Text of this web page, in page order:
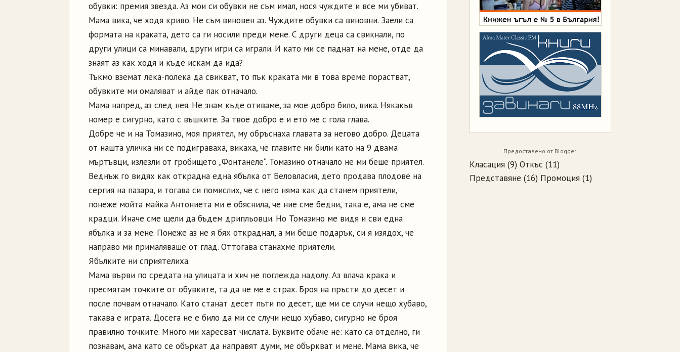
обувки: премия звезда. Аз мои си обувки не съм имал, нося чуждите и все ми убиват.
Мама вика, че ходя криво. Не съм виновен аз. Чуждите обувки са виновни. Заели са
формата на краката, дето са ги носили преди мене. С други деца са свикнали, по
други улици са минавали, други игри са играли. И като ми се паднат на мене, отде да
знаят аз как ходя и къде искам да ида?
Тъкмо вземат лека-полека да свикват, то пък краката ми в това време порастват,
обувките ми омаляват и айде пак отначало.
Мама напред, аз след нея. Не знам къде отиваме, за мое добро било, вика. Някакъв
номер е сигурно, като с въшките. За твое добро е и ето ме с гола глава.
Добре че и на Томазино, моя приятел, му обръснаха главата за негово добро. Децата
от нашта уличка ни се подиграваха, викаха, че главите ни били като на 9 двама
мъртъвци, излезли от гробището „Фонтанеле“. Томазино отначало не ми беше приятел.
Веднъж го видях как открадна една ябълка от Беловласия, дето продава плодове на
сергия на пазара, и тогава си помислих, че с него няма как да станем приятели,
понеже мойта майка Антониета ми е обяснила, че ние сме бедни, така е, ама не сме
крадци. Иначе сме щели да бъдем дрипльовци. Но Томазино ме видя и сви една
ябълка и за мене. Понеже аз не я бях откраднал, а ми беше подарък, си я изядох, че
направо ми прималяваше от глад. Оттогава станахме приятели.
Ябълките ни сприятелиха.
Мама върви по средата на улицата и хич не поглежда надолу. Аз влача крака и
пресмятам точките от обувките, та да не ме е страх. Броя на пръсти до десет и
после почвам отначало. Като станат десет пъти по десет, ще ми се случи нещо хубаво,
такава е играта. Досега не е било да ми се случи нещо хубаво, сигурно не броя
правилно точките. Много ми харесват числата. Буквите обаче не: като са отделно, ги
познавам, ама като се объркат да направят думи, ме объркват и мене. Мама вика, че
Предоставено от Blogger.
Класация (9) Откъс (11)
Представяне (16) Промоция (1)